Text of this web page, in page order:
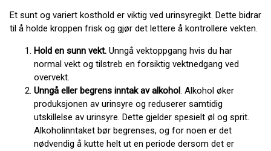
Et sunt og variert kosthold er viktig ved urinsyregikt. Dette bidrar
til å holde kroppen frisk og gjør det lettere å kontrollere vekten.
Hold en sunn vekt. Unngå vektoppgang hvis du har
normal vekt og tilstreb en forsiktig vektnedgang ved
overvekt.
Unngå eller begrens inntak av alkohol. Alkohol øker
produksjonen av urinsyre og reduserer samtidig
utskillelse av urinsyre. Dette gjelder spesielt øl og sprit.
Alkoholinntaket bør begrenses, og for noen er det
nødvendig å kutte helt ut en periode dersom det er